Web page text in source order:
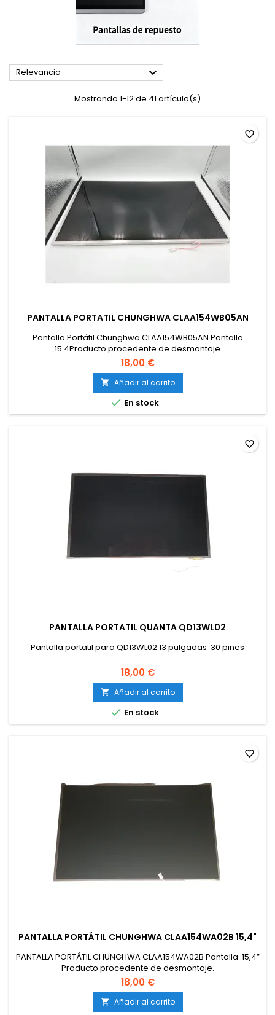
Relevancia 
Mostrando 1-12 de 41 artículo(s)
PANTALLA PORTATIL CHUNGHWA CLAA154WB05AN
Pantalla Portátil Chunghwa CLAA154WB05AN Pantalla
15.4Producto procedente de desmontaje
18,00 €
 Añadir al carrito
 En stock
favorite_border
PANTALLA PORTATIL QUANTA QD13WL02
Pantalla portatil para QD13WL02 13 pulgadas 30 pines
18,00 €
 Añadir al carrito
 En stock
favorite_border
PANTALLA PORTÁTIL CHUNGHWA CLAA154WA02B 15,4"
PANTALLA PORTÁTIL CHUNGHWA CLAA154WA02B Pantalla :15,4”
Producto procedente de desmontaje.
18,00 €
 Añadir al carrito
favorite_border